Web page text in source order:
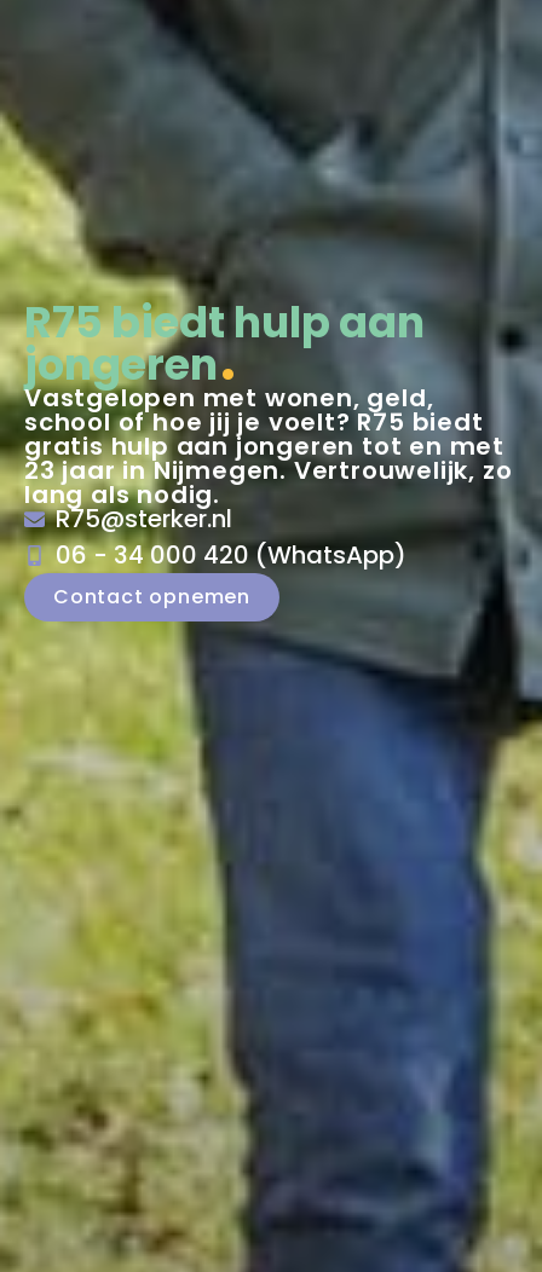
R75 biedt hulp aan
jongeren
Vastgelopen met wonen, geld,
school of hoe jij je voelt? R75 biedt
gratis hulp aan jongeren tot en met
23 jaar in Nijmegen. Vertrouwelijk, zo
lang als nodig.
R75@sterker.nl
06 - 34 000 420 (WhatsApp)
Contact opnemen